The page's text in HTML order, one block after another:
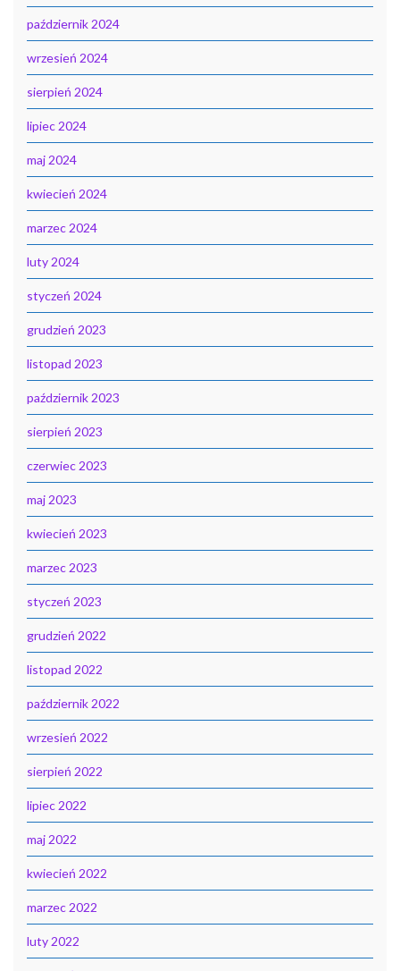
październik 2024
wrzesień 2024
sierpień 2024
lipiec 2024
maj 2024
kwiecień 2024
marzec 2024
luty 2024
styczeń 2024
grudzień 2023
listopad 2023
październik 2023
sierpień 2023
czerwiec 2023
maj 2023
kwiecień 2023
marzec 2023
styczeń 2023
grudzień 2022
listopad 2022
październik 2022
wrzesień 2022
sierpień 2022
lipiec 2022
maj 2022
kwiecień 2022
marzec 2022
luty 2022